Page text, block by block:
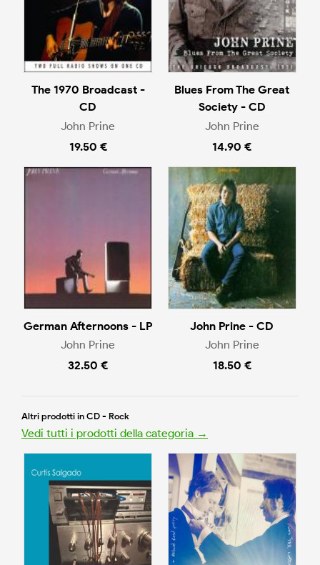
The 1970 Broadcast -
CD
John Prine
19.50 €
Blues From The Great
Society - CD
John Prine
14.90 €
German Afternoons - LP
John Prine
32.50 €
John Prine - CD
John Prine
18.50 €
Altri prodotti in CD - Rock
Vedi tutti i prodotti della categoria →